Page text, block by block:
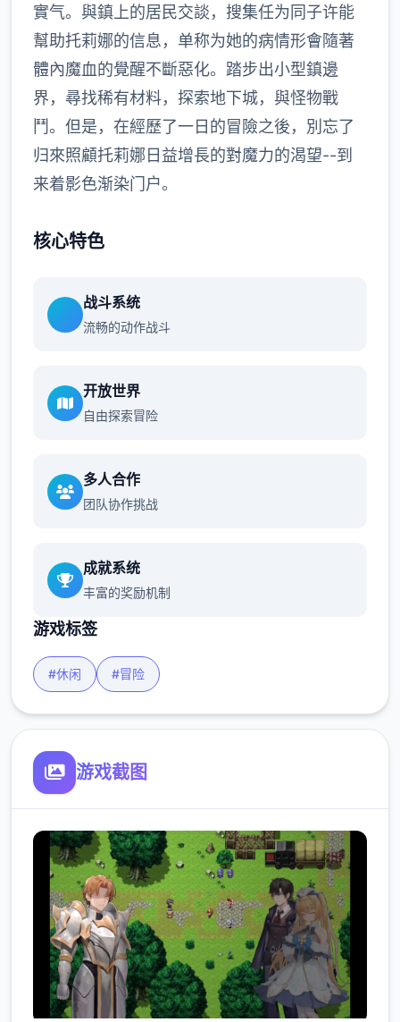
實气。與鎮上的居民交談，搜集任为同子许能
幫助托莉娜的信息，单称为她的病情形會隨著
體內魔血的覺醒不斷惡化。踏步出小型鎮邊
界，尋找稀有材料，探索地下城，與怪物戰
鬥。但是，在經歷了一日的冒險之後，別忘了
归來照顧托莉娜日益增長的對魔力的渴望--到
来着影色渐染门户。
核心特色
战斗系统
流畅的动作战斗
开放世界
自由探索冒险
多人合作
团队协作挑战
成就系统
丰富的奖励机制
游戏标签
#休闲 #冒险
游戏截图